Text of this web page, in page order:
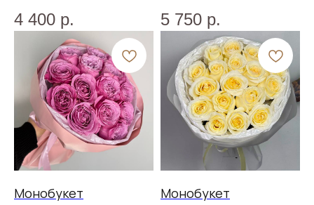
4 400 р. 5 750 р.
Монобукет Монобукет